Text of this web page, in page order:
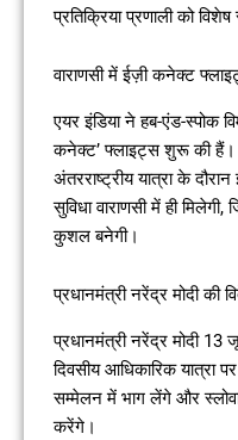
प्रतिक्रिया प्रणाली को
वाराणसी में ईज़ी कनेक्ट
एयर इंडिया ने हब-एंड-स्पोक
कनेक्ट’ फ्लाइट्स शुरू की हैं।
अंतरराष्ट्रीय यात्रा के
सुविधा वाराणसी में ही
कुशल बनेगी।
प्रधानमंत्री नरेंद्र मोदी की
प्रधानमंत्री नरेंद्र मोदी
दिवसीय आधिकारिक यात्रा
सम्मेलन में भाग लेंगे और
करेंगे।